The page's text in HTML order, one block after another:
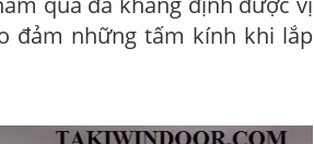
đảm những tấm kính khi lắp